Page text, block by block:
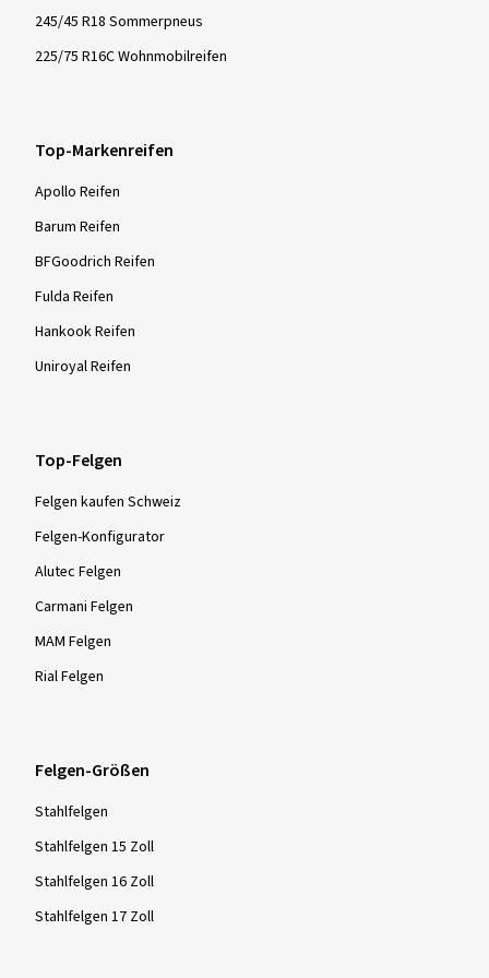
245/45 R18 Sommerpneus
225/75 R16C Wohnmobilreifen
Top-Markenreifen
Apollo Reifen
Barum Reifen
BFGoodrich Reifen
Fulda Reifen
Hankook Reifen
Uniroyal Reifen
Top-Felgen
Felgen kaufen Schweiz
Felgen-Konfigurator
Alutec Felgen
Carmani Felgen
MAM Felgen
Rial Felgen
Felgen-Größen
Stahlfelgen
Stahlfelgen 15 Zoll
Stahlfelgen 16 Zoll
Stahlfelgen 17 Zoll